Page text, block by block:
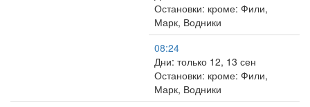
Остановки: кроме: Фили,
Марк, Водники
08:24
Дни: только 12, 13 сен
Остановки: кроме: Фили,
Марк, Водники